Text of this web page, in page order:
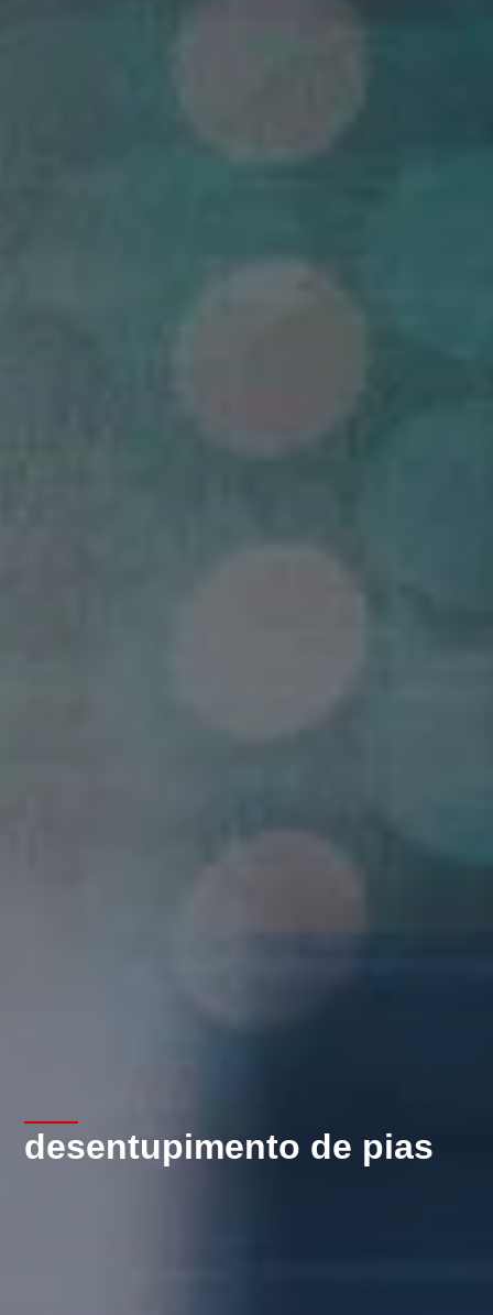
desentupimento de pias